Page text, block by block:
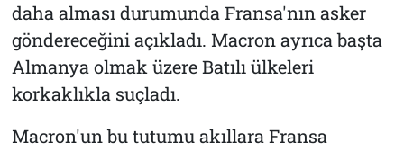
daha alması durumunda Fransa'nın asker
göndereceğini açıkladı. Macron ayrıca başta
Almanya olmak üzere Batılı ülkeleri
korkaklıkla suçladı.
Macron'un bu tutumu akıllara Fransa